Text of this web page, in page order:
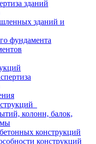
зданий
зданий и
фундамента
колонн, балок,
конструкций
конструкций